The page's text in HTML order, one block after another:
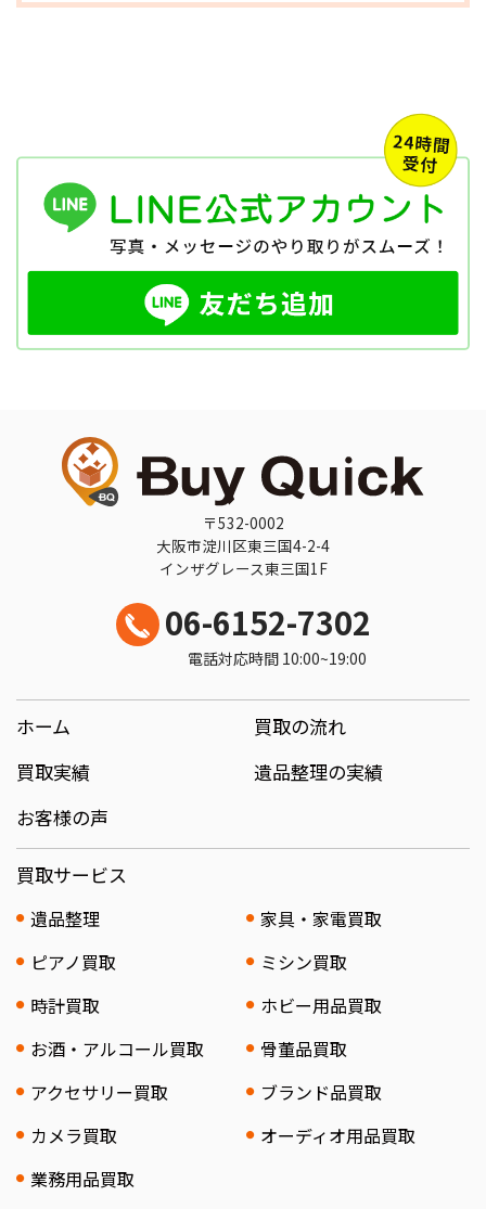
〒532-0002
大阪市淀川区東三国4-2-4
インザグレース東三国1F
06-6152-7302
電話対応時間 10:00~19:00
ホーム
買取の流れ
買取実績
遺品整理の実績
お客様の声
買取サービス
遺品整理
家具・家電買取
ピアノ買取
ミシン買取
時計買取
ホビー用品買取
お酒・アルコール買取
骨董品買取
アクセサリー買取
ブランド品買取
カメラ買取
オーディオ用品買取
業務用品買取